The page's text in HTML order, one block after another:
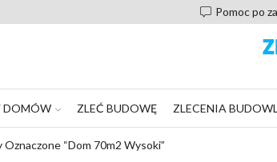
Pomoc po
DOMÓW ZLEĆ BUDOWĘ ZLECENIA
Oznaczone “dom 70m2 Wysoki”